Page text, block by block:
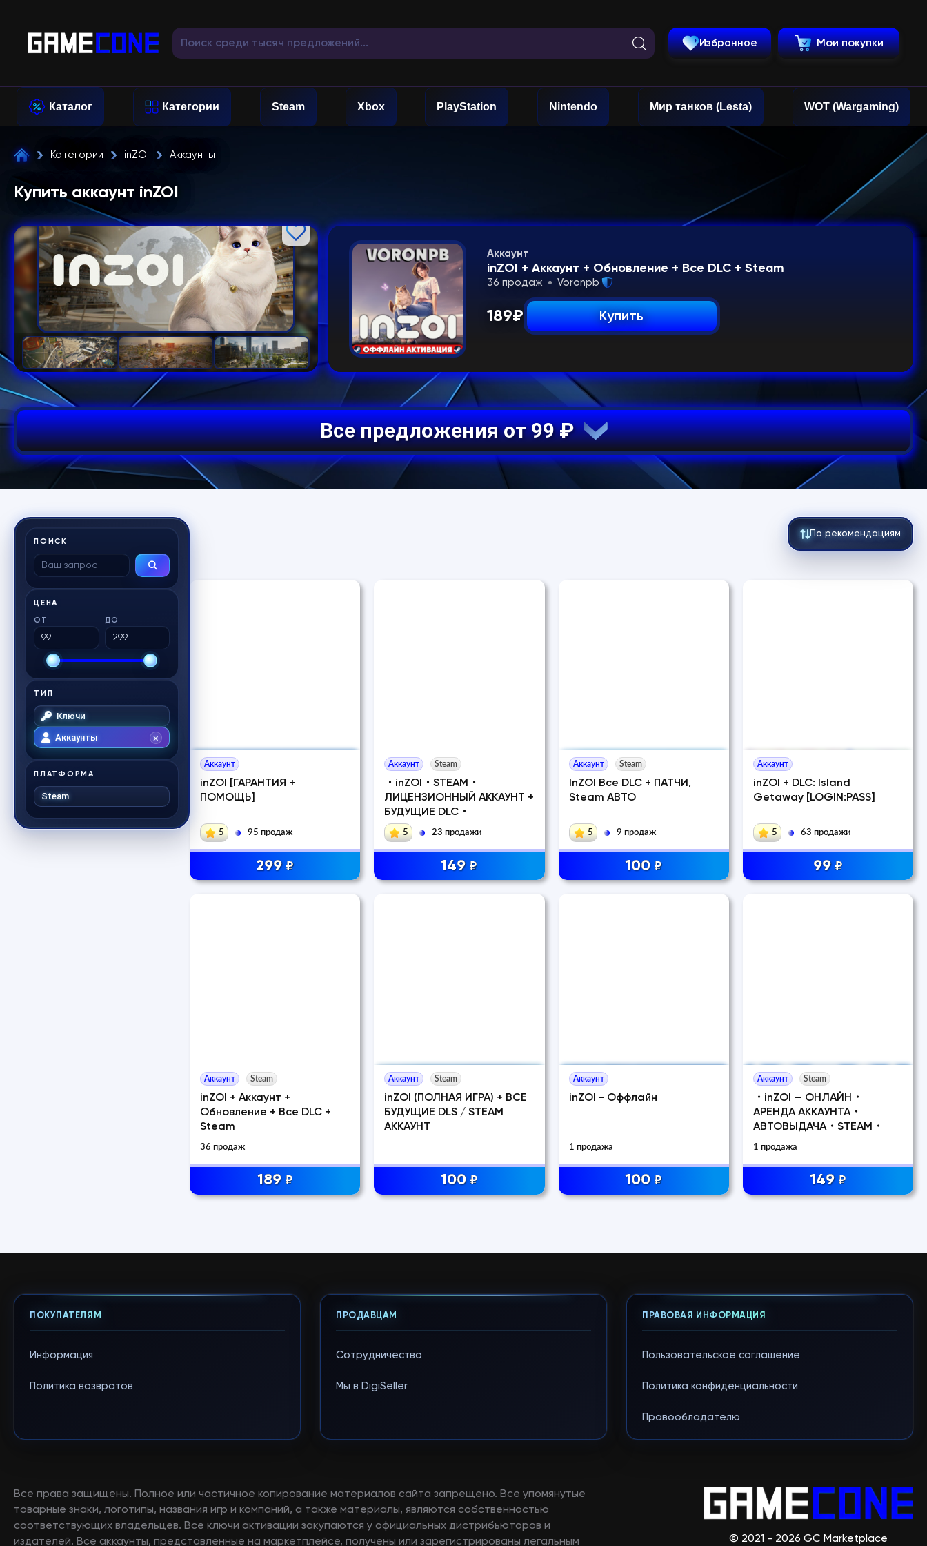
Избранное Мои покупки
Каталог Категории Steam Xbox PlayStation Nintendo Мир танков (Lesta) WOT (Wargaming)
Категории inZOI Аккаунты
Купить аккаунт inZOI
Аккаунт
inZOI + Аккаунт + Обновление + Все DLC + Steam
36 продаж Voronpb
189₽ Купить
Все предложения от 99 ₽
ПОИСК
ЦЕНА
ОТ ДО
ТИП
Ключи
Аккаунты
ПЛАТФОРМА
Steam
По рекомендациям
Аккаунт
inZOI [ГАРАНТИЯ +
ПОМОЩЬ]
5 95 продаж
299 ₽
Аккаунт Steam
・inZOI・STEAM・
ЛИЦЕНЗИОННЫЙ АККАУНТ +
БУДУЩИЕ DLC・
5 23 продажи
149 ₽
Аккаунт Steam
InZOI Все DLC + ПАТЧИ,
Steam АВТО
5 9 продаж
100 ₽
Аккаунт
inZOI + DLC: Island
Getaway [LOGIN:PASS]
5 63 продажи
99 ₽
Аккаунт Steam
inZOI + Аккаунт +
Обновление + Все DLC +
Steam
36 продаж
189 ₽
Аккаунт Steam
inZOI (ПОЛНАЯ ИГРА) + ВСЕ
БУДУЩИЕ DLS / STEAM
АККАУНТ
100 ₽
Аккаунт
inZOI - Оффлайн
1 продажа
100 ₽
Аккаунт Steam
・inZOI — ОНЛАЙН・
АРЕНДА АККАУНТА・
АВТОВЫДАЧА・STEAM・
1 продажа
149 ₽
ПОКУПАТЕЛЯМ
Информация
Политика возвратов
ПРОДАВЦАМ
Сотрудничество
Мы в DigiSeller
ПРАВОВАЯ ИНФОРМАЦИЯ
Пользовательское соглашение
Политика конфиденциальности
Правообладателю
Все права защищены. Полное или частичное копирование материалов сайта запрещено. Все упомянутые
товарные знаки, логотипы, названия игр и компаний, а также материалы, являются собственностью
соответствующих владельцев. Все ключи активации закупаются у официальных дистрибьюторов и
издателей. Все аккаунты, представленные на маркетплейсе, получены или зарегистрированы легальным
© 2021 - 2026 GC Marketplace